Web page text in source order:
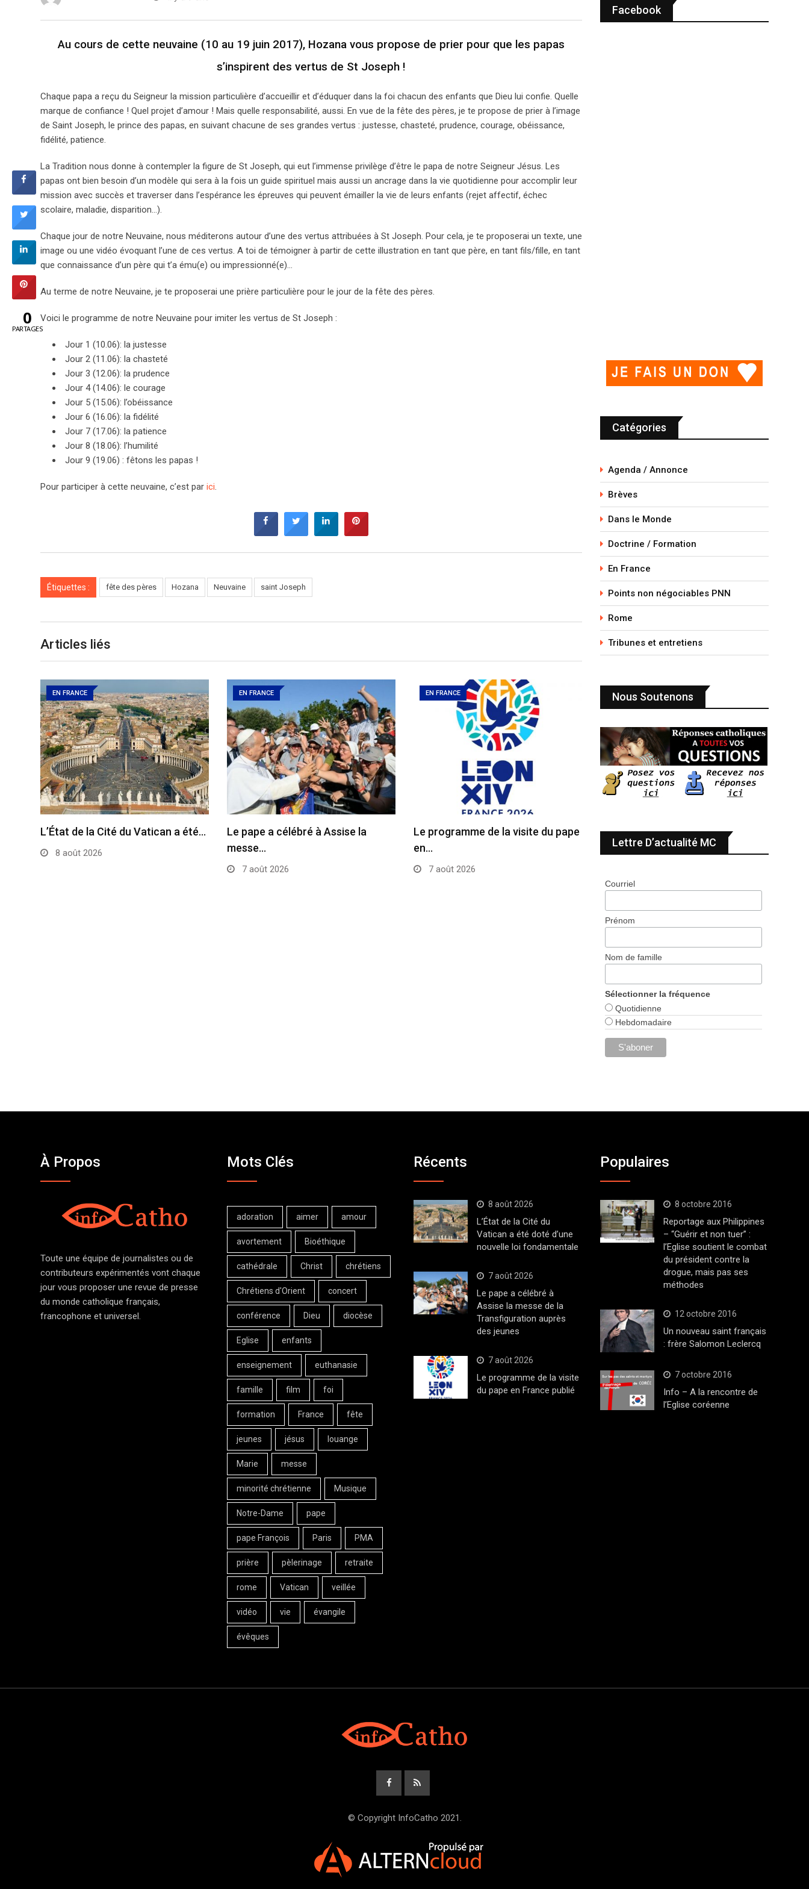
Au cours de cette neuvaine (10 au 19 juin 2017), Hozana vous propose de prier pour que les papas
s’inspirent des vertus de St Joseph !
Chaque papa a reçu du Seigneur la mission particulière d’accueillir et d’éduquer dans la foi chacun des enfants que Dieu lui confie. Quelle
marque de confiance ! Quel projet d’amour ! Mais quelle responsabilité, aussi. En vue de la fête des pères, je te propose de prier à l’image
de Saint Joseph, le prince des papas, en suivant chacune de ses grandes vertus : justesse, chasteté, prudence, courage, obéissance,
fidélité, patience.
La Tradition nous donne à contempler la figure de St Joseph, qui eut l’immense privilège d’être le papa de notre Seigneur Jésus. Les
papas ont bien besoin d’un modèle qui sera à la fois un guide spirituel mais aussi un ancrage dans la vie quotidienne pour accomplir leur
mission avec succès et traverser dans l’espérance les épreuves qui peuvent émailler la vie de leurs enfants (rejet affectif, échec
scolaire, maladie, disparition…).
Chaque jour de notre Neuvaine, nous méditerons autour d’une des vertus attribuées à St Joseph. Pour cela, je te proposerai un texte, une
image ou une vidéo évoquant l’une de ces vertus. A toi de témoigner à partir de cette illustration en tant que père, en tant fils/fille, en tant
que connaissance d’un père qui t’a ému(e) ou impressionné(e)…
Au terme de notre Neuvaine, je te proposerai une prière particulière pour le jour de la fête des pères.
Voici le programme de notre Neuvaine pour imiter les vertus de St Joseph :
Jour 1 (10.06): la justesse
Jour 2 (11.06): la chasteté
Jour 3 (12.06): la prudence
Jour 4 (14.06): le courage
Jour 5 (15.06): l’obéissance
Jour 6 (16.06): la fidélité
Jour 7 (17.06): la patience
Jour 8 (18.06): l’humilité
Jour 9 (19.06) : fêtons les papas !
Pour participer à cette neuvaine, c’est par ici.
Étiquettes : fête des pères Hozana Neuvaine saint Joseph
Articles liés
EN FRANCE
L’État de la Cité du Vatican a été…
8 août 2026
EN FRANCE
Le pape a célébré à Assise la
messe…
7 août 2026
EN FRANCE
Le programme de la visite du pape
en…
7 août 2026
Facebook
Catégories
Agenda / Annonce
Brèves
Dans le Monde
Doctrine / Formation
En France
Points non négociables PNN
Rome
Tribunes et entretiens
Nous Soutenons
Lettre D’actualité MC
Courriel
Prénom
Nom de famille
Sélectionner la fréquence
Quotidienne
Hebdomadaire
À Propos
Toute une équipe de journalistes ou de
contributeurs expérimentés vont chaque
jour vous proposer une revue de presse
du monde catholique français,
francophone et universel.
Mots Clés
adoration aimer amour
avortement Bioéthique
cathédrale Christ chrétiens
Chrétiens d'Orient concert
conférence Dieu diocèse
Eglise enfants
enseignement euthanasie
famille film foi
formation France fête
jeunes jésus louange
Marie messe
minorité chrétienne Musique
Notre-Dame pape
pape François Paris PMA
prière pèlerinage retraite
rome Vatican veillée
vidéo vie évangile
évêques
Récents
8 août 2026
L’État de la Cité du
Vatican a été doté d’une
nouvelle loi fondamentale
7 août 2026
Le pape a célébré à
Assise la messe de la
Transfiguration auprès
des jeunes
7 août 2026
Le programme de la visite
du pape en France publié
Populaires
8 octobre 2016
Reportage aux Philippines
– “Guérir et non tuer” :
l’Eglise soutient le combat
du président contre la
drogue, mais pas ses
méthodes
12 octobre 2016
Un nouveau saint français
: frère Salomon Leclercq
7 octobre 2016
Info – A la rencontre de
l’Eglise coréenne
© Copyright InfoCatho 2021.
0
PARTAGES